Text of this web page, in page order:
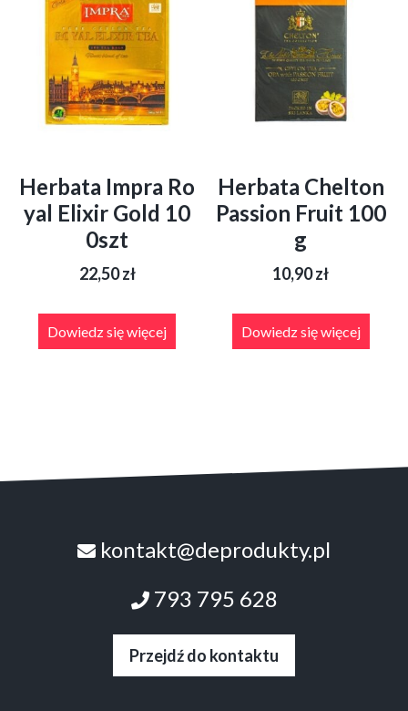
Herbata Impra Ro
yal Elixir Gold 10
0szt
22,50zł
Dowiedz się więcej
Herbata Chelton
Passion Fruit 100
g
10,90zł
Dowiedz się więcej
kontakt@deprodukty.pl
793 795 628
Przejdź do kontaktu